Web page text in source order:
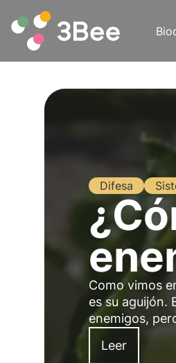
Difesa
Como vimos
es su aguijón.
enemigos,
Leer